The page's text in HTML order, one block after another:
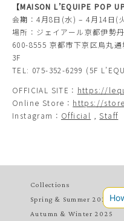
【MAISON L’EQUIPE POP
会期：4月8日 (水) – 4月14 日 (
場所：ジェイアール京都伊勢
600-8555 京都市下京区烏丸
3F
TEL: 075-352-6299 (5F
OFFICIAL SITE： https://
Online Store： https://
Instagram： Official Staff
Collections
Spring & Summer 2026
Autumn & Winter 2025